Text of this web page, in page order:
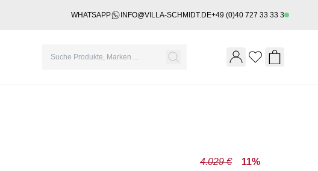
WHATSAPP INFO@VILLA-SCHMIDT.DE+49 (0)40 727 33 33 3
Wishlist
4.029 €
11%